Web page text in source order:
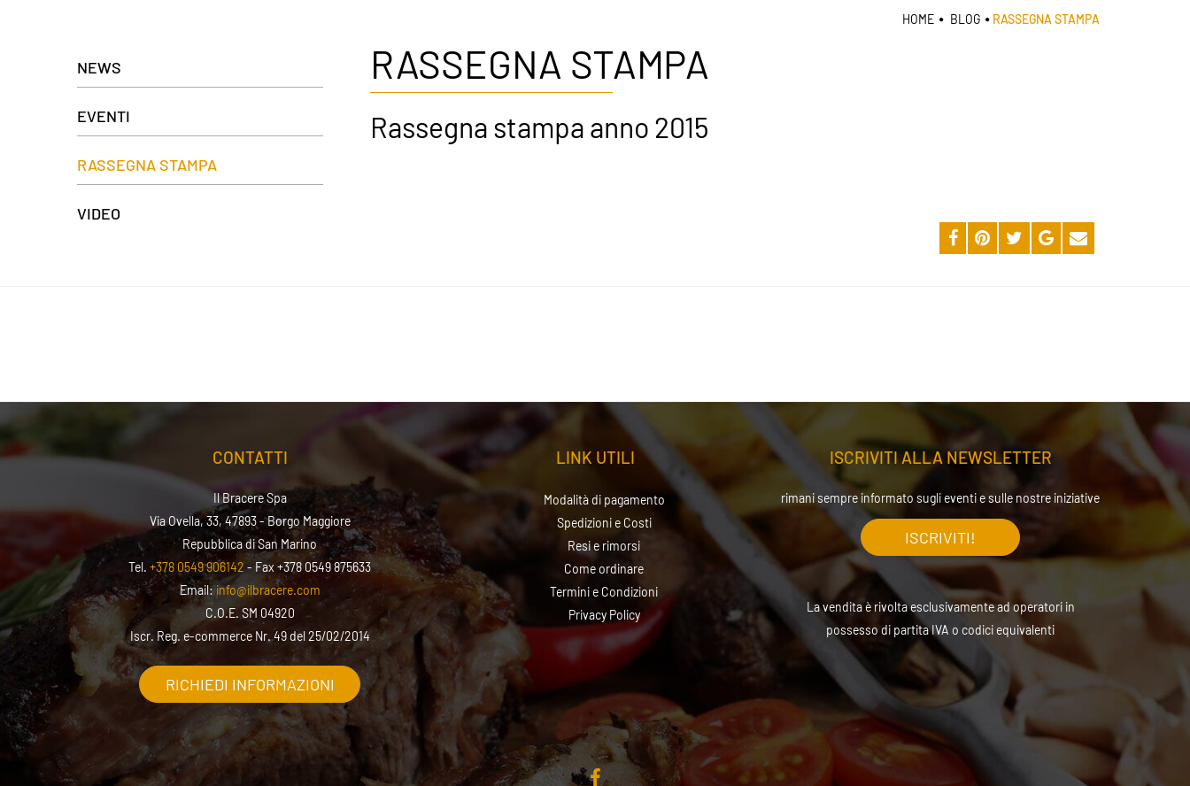
HOME BLOG RASSEGNA STAMPA
RASSEGNA STAMPA
Rassegna stampa anno 2015
NEWS
EVENTI
RASSEGNA STAMPA
VIDEO
CONTATTI
Il Bracere Spa
Via Ovella, 33, 47893 - Borgo Maggiore
Repubblica di San Marino
Tel. +378 0549 906142- Fax +378 0549 875633
Email:info@ilbracere.com
C.O.E. SM 04920
Iscr. Reg. e-commerce Nr. 49 del 25/02/2014
RICHIEDI INFORMAZIONI
LINK UTILI
Modalità di pagamento
Spedizioni e Costi
Resi e rimorsi
Come ordinare
Termini e Condizioni
Privacy Policy
ISCRIVITI ALLA NEWSLETTER
rimani sempre informato sugli eventi e sulle nostre iniziative
ISCRIVITI!
La vendita è rivolta esclusivamente ad operatori in
possesso di partita IVA o codici equivalenti